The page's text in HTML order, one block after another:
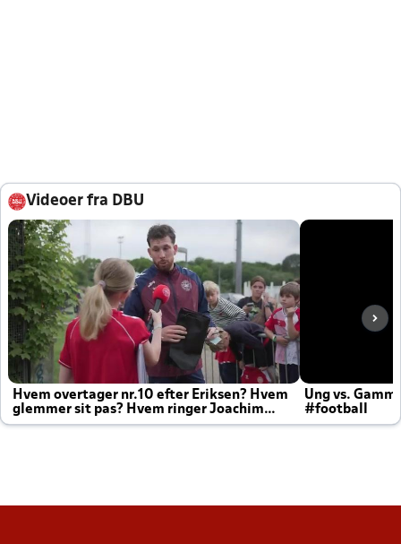
Videoer fra DBU
Hvem overtager nr.10 efter Eriksen? Hvem
glemmer sit pas? Hvem ringer Joachim
altid til efter kampe?
Ung vs.
#football